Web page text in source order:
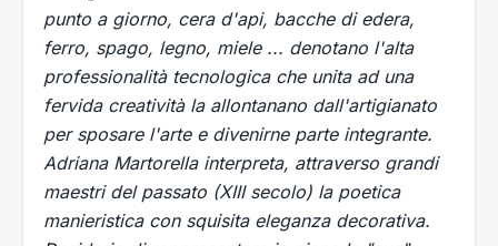
punto a giorno, cera d'api, bacche di edera,
ferro, spago, legno, miele ... denotano l'alta
professionalità tecnologica che unita ad una
fervida creatività la allontanano dall'artigianato
per sposare l'arte e divenirne parte integrante.
Adriana Martorella interpreta, attraverso grandi
maestri del passato (XIII secolo) la poetica
manieristica con squisita eleganza decorativa.